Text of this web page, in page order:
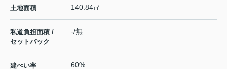
土地面積 140.84㎡
私道負担面積 /
セットバック
-/無
建ぺい率 60%